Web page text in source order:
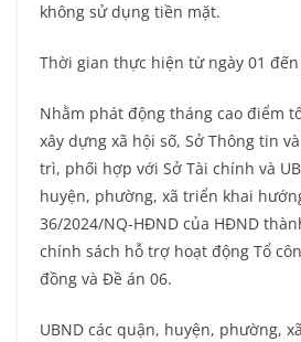
không sử dụng tiền mặt.
Thời gian thực hiện từ ngày 01 đến
Nhằm phát động tháng cao điểm
xây dựng xã hội số, Sở Thông tin
trì, phối hợp với Sở Tài chính và
huyện, phường, xã triển khai
36/2024/NQ-HĐND của HĐND
chính sách hỗ trợ hoạt động Tổ
đồng và Đề án 06.
UBND các quận, huyện, phường,